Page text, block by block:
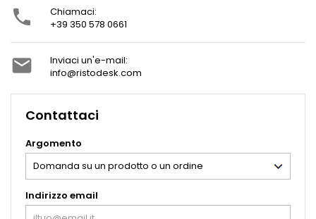

Chiamaci:
+39 350 578 0661

Inviaci un'e-mail:
info@ristodesk.com
Contattaci
Argomento
Indirizzo email